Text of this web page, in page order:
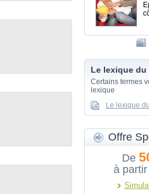
Le lexique du
Certains termes
lexique
Le lexique
Offre
De
à